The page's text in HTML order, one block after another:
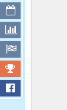
الرحيم